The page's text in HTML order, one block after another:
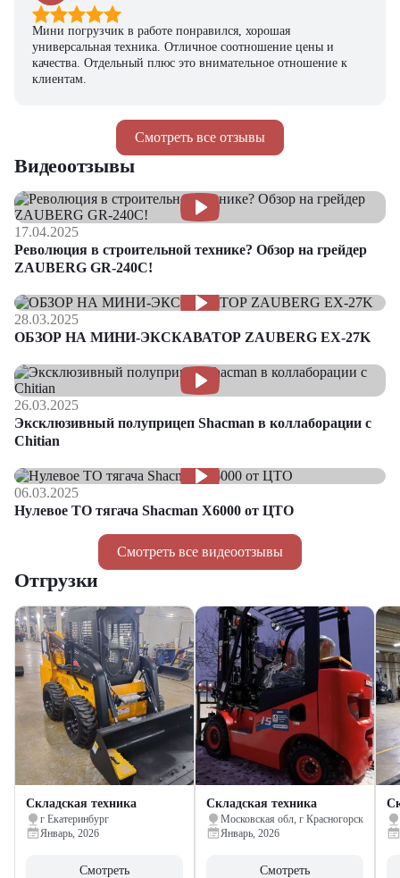
Смотреть все отзывы
Мини погрузчик в работе понравился, хорошая
универсальная техника. Отличное соотношение цены и
качества. Отдельный плюс это внимательное отношение к
клиентам.
Смотреть все видеоотзывы
Видеоотзывы
17.04.2025
Революция в строительной технике? Обзор на грейдер
ZAUBERG GR-240C!
28.03.2025
ОБЗОР НА МИНИ-ЭКСКАВАТОР ZAUBERG EX-27K
26.03.2025
Эксклюзивный полуприцеп Shacman в коллаборации с
Chitian
06.03.2025
Нулевое ТО тягача Shacman Х6000 от ЦТО
Отгрузки
Складская техника
г Екатеринбург
Январь, 2026
Смотреть
Складская техника
Московская обл, г Красногорск
Январь, 2026
Смотреть